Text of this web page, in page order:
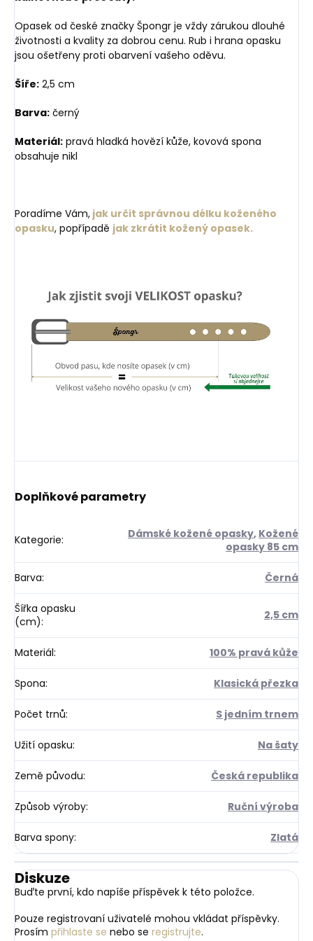
Opasek od české značky Špongr je vždy zárukou dlouhé
životnosti a kvality za dobrou cenu. Rub i hrana opasku
jsou ošetřeny proti obarvení vašeho oděvu.
Šíře: 2,5 cm
Barva: černý
Materiál: pravá hladká hovězí kůže, kovová spona
obsahuje nikl
Poradíme Vám, jak určit správnou délku koženého
opasku, popřípadě jak zkrátit kožený opasek.
Doplňkové parametry
Kategorie: Dámské kožené opasky, Kožené
opasky 85 cm
Barva: Černá
Šířka opasku
(cm): 2,5 cm
Materiál: 100% pravá kůže
Spona: Klasická přezka
Počet trnů: S jedním trnem
Užití opasku: Na šaty
Země původu: Česká republika
Způsob výroby: Ruční výroba
Barva spony: Zlatá
Diskuze
Buďte první, kdo napíše příspěvek k této položce.
Pouze registrovaní uživatelé mohou vkládat příspěvky.
Prosím přihlaste se nebo se registrujte.